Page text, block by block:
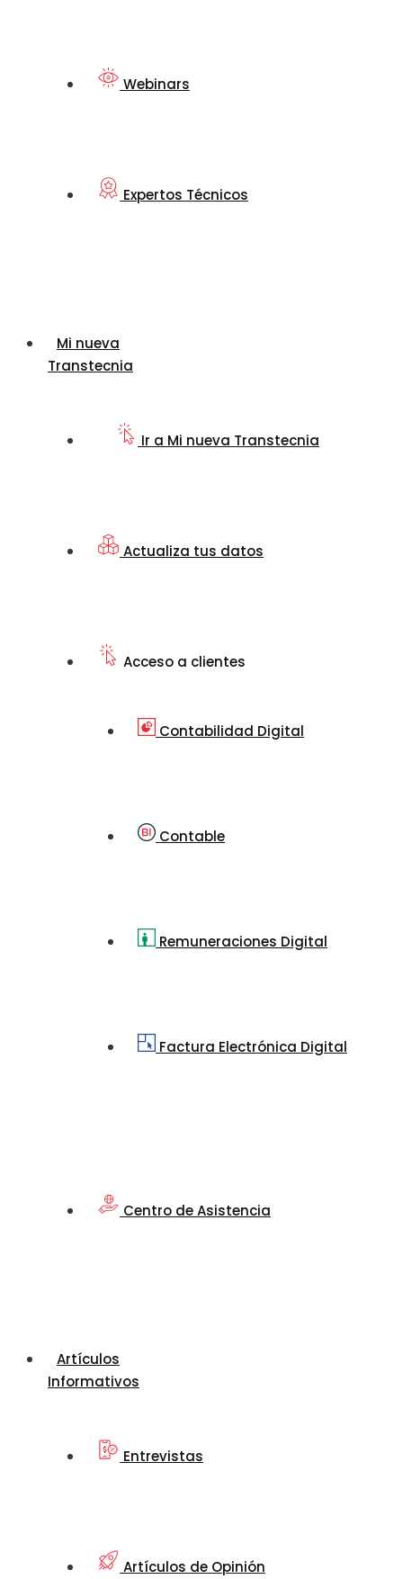
Webinars
Expertos Técnicos
Mi nueva
Transtecnia
Ir a Mi nueva Transtecnia
Actualiza tus datos
Acceso a clientes
Contabilidad Digital
Contable
Remuneraciones Digital
Factura Electrónica Digital
Centro de Asistencia
Artículos
Informativos
Entrevistas
Artículos de Opinión